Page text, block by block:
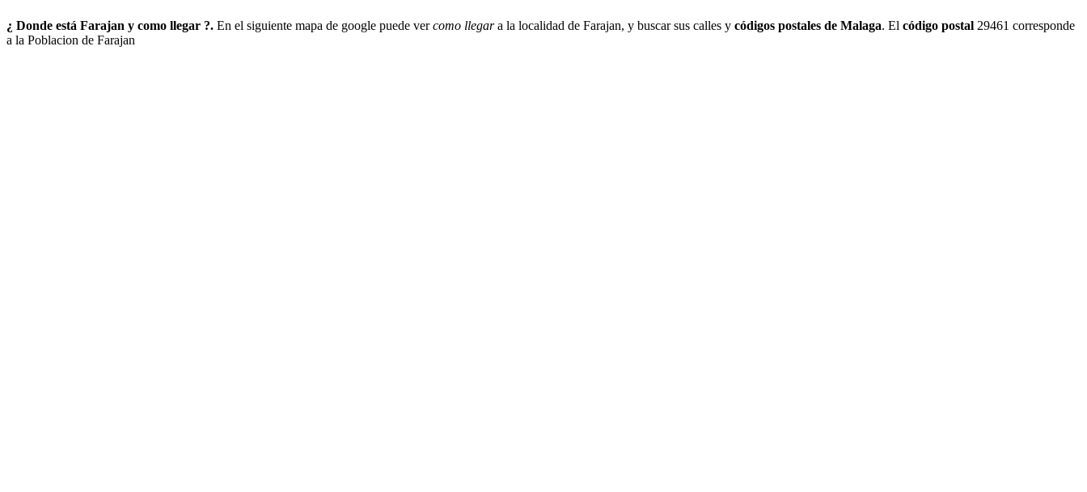
¿ Donde está Farajan y como llegar ?. En el siguiente mapa de google puede vercomo llegara la localidad de Farajan, y buscar sus calles y códigos postales de Malaga. El código postal 29461 corresponde
a la Poblacion de Farajan